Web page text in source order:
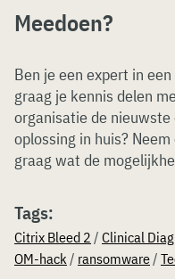
Meedoen?
Ben je een expert in
graag je kennis delen
organisatie de
oplossing in huis?
graag wat de
Tags:
Citrix Bleed 2 / Clinical
OM-hack / ransomware /